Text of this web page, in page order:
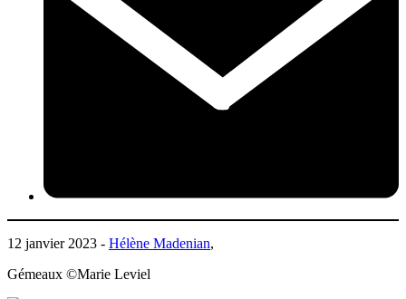
12 janvier 2023 - Hélène Madenian,
Gémeaux ©Marie Leviel